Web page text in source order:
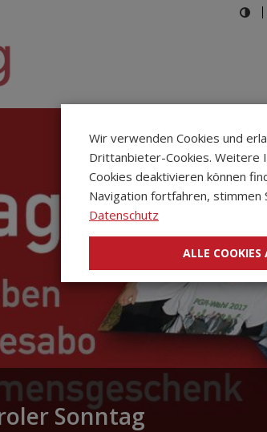
Sonntag
Wir verwenden Cookies und
Drittanbieter-Cookies. Weitere
Cookies deaktivieren können
Navigation fortfahren, stimmen
Datenschutz
ALLE COOKIES